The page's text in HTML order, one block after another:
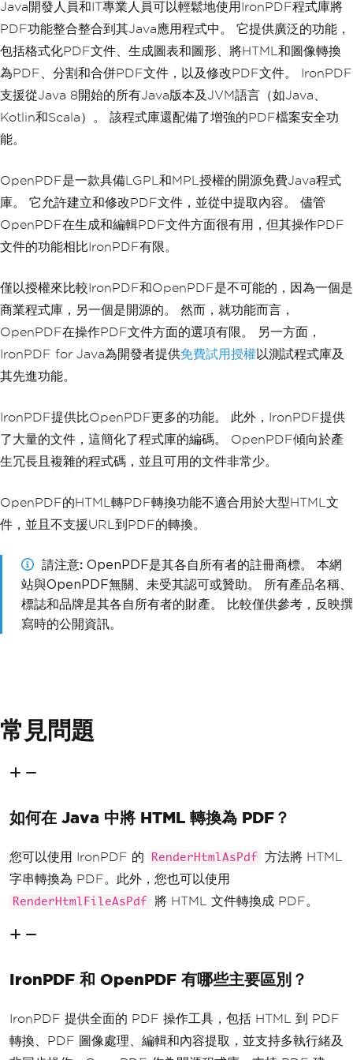
Java開發人員和IT專業人員可以輕鬆地使用IronPDF程式庫將
PDF功能整合整合到其Java應用程式中。 它提供廣泛的功能，
包括格式化PDF文件、生成圖表和圖形、將HTML和圖像轉換
為PDF、分割和合併PDF文件，以及修改PDF文件。 IronPDF
支援從Java 8開始的所有Java版本及JVM語言（如Java、
Kotlin和Scala）。 該程式庫還配備了增強的PDF檔案安全功
能。
OpenPDF是一款具備LGPL和MPL授權的開源免費Java程式
庫。 它允許建立和修改PDF文件，並從中提取內容。 儘管
OpenPDF在生成和編輯PDF文件方面很有用，但其操作PDF
文件的功能相比IronPDF有限。
僅以授權來比較IronPDF和OpenPDF是不可能的，因為一個是
商業程式庫，另一個是開源的。 然而，就功能而言，
OpenPDF在操作PDF文件方面的選項有限。 另一方面，
IronPDF for Java為開發者提供免費試用授權以測試程式庫及
其先進功能。
IronPDF提供比OpenPDF更多的功能。 此外，IronPDF提供
了大量的文件，這簡化了程式庫的編碼。 OpenPDF傾向於產
生冗長且複雜的程式碼，並且可用的文件非常少。
OpenPDF的HTML轉PDF轉換功能不適合用於大型HTML文
件，並且不支援URL到PDF的轉換。
請注意 OpenPDF是其各自所有者的註冊商標。 本網
站與OpenPDF無關、未受其認可或贊助。 所有產品名稱、
標誌和品牌是其各自所有者的財產。 比較僅供參考，反映撰
寫時的公開資訊。
常見問題
如何在 Java 中將 HTML 轉換為 PDF？
您可以使用 IronPDF 的 RenderHtmlAsPdf
方法將 HTML
字串轉換為 PDF。此外，您也可以使用
RenderHtmlFileAsPdf 將 HTML 文件轉換成 PDF。
IronPDF 和 OpenPDF 有哪些主要區別？
IronPDF 提供全面的 PDF 操作工具，包括 HTML 到 PDF
轉換、PDF 圖像處理、編輯和內容提取，並支持多執行緒及